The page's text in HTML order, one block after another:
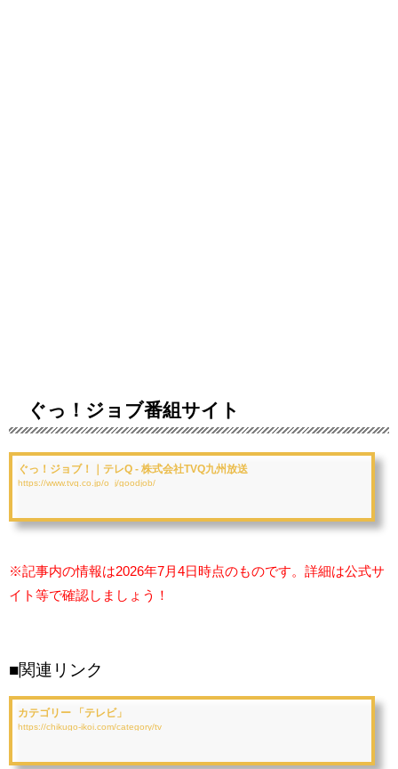
ぐっ！ジョブ番組サイト
ぐっ！ジョブ！｜テレQ - 株式会社TVQ九州放送
https://www.tvq.co.jp/o_j/goodjob/
※記事内の情報は2026年7月4日時点のものです。詳細は公式サ
イト等で確認しましょう！
■関連リンク
カテゴリー 「テレビ」
https://chikugo-ikoi.com/category/tv